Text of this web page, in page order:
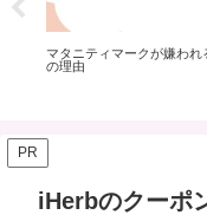
マタニティマークが嫌われ
の理由
PR
iHerbのクーポ